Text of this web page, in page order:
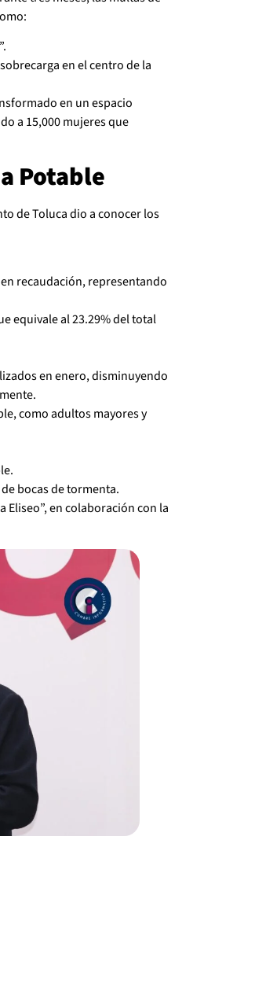
en el centro de la
en un espacio
a 15,000 mujeres que
Potable
de Toluca dio a conocer los
recaudación, representando
equivale al 23.29% del total
en enero, disminuyendo
como adultos mayores y
bocas de tormenta.
Eliseo”, en colaboración con la